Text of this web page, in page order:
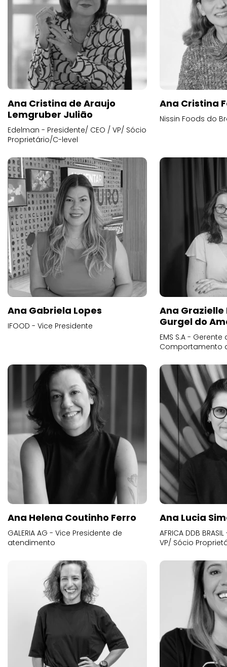
Ana Cristina de Araujo
Lemgruber Julião
Edelman - Presidente/ CEO / VP/ Sócio
Proprietário/C-level
Ana Cristina
Nissin Foods do
Ana Gabriela Lopes
IFOOD - Vice Presidente
Ana
Gurgel do
EMS S.A -
Comportamento
Ana Helena Coutinho Ferro
GALERIA AG - Vice Presidente de
atendimento
Ana Lucia
AFRICA DDB
VP/ Sócio